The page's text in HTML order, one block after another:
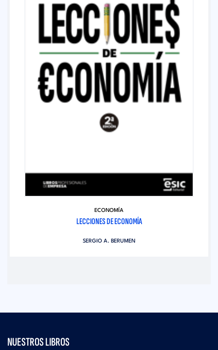
ECONOMÍA
LECCIONES DE ECONOMÍA
SERGIO A. BERUMEN
NUESTROS LIBROS